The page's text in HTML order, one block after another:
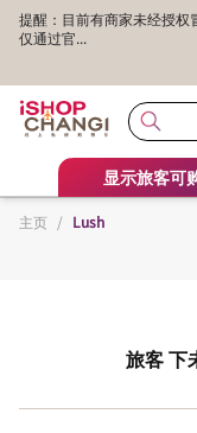
提醒：目前有商家未经授
仅通过官...
显示旅客可
主页 / Lush
旅客下